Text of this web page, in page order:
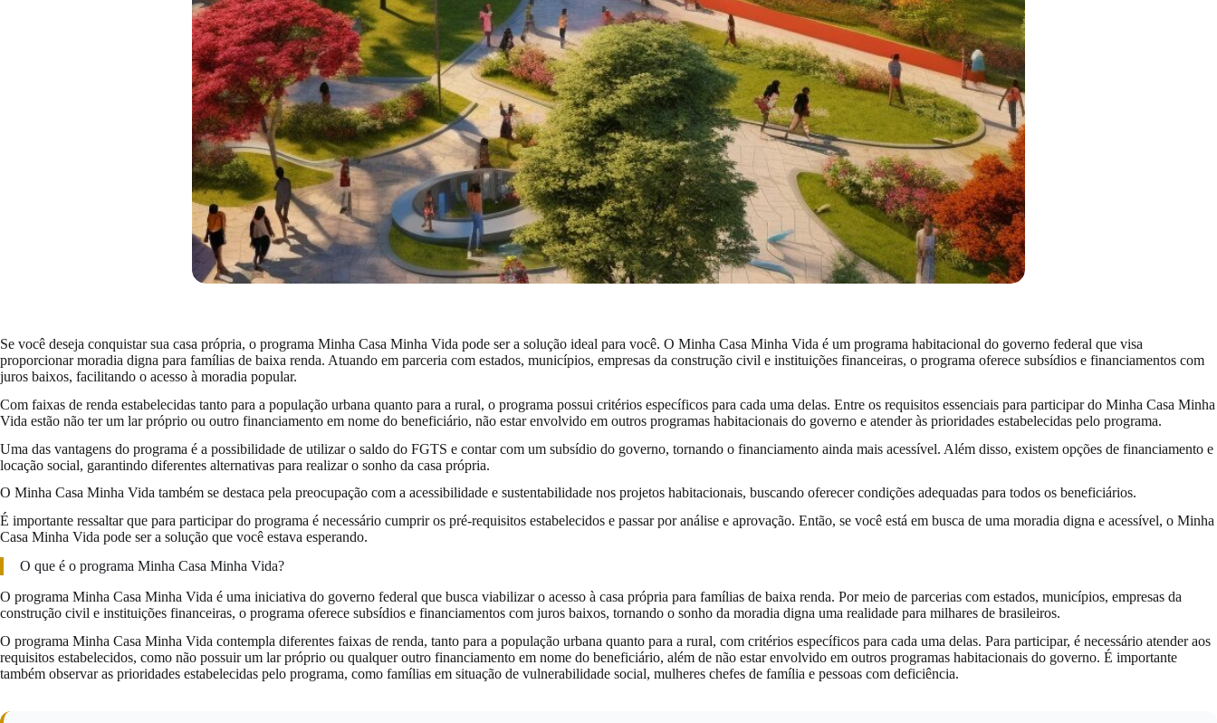
Se você deseja conquistar sua casa própria, o programa Minha Casa Minha Vida pode ser a solução ideal para você. O Minha Casa Minha Vida é um programa habitacional do governo federal que visa
proporcionar moradia digna para famílias de baixa renda. Atuando em parceria com estados, municípios, empresas da construção civil e instituições financeiras, o programa oferece subsídios e financiamentos com
juros baixos, facilitando o acesso à moradia popular.
Com faixas de renda estabelecidas tanto para a população urbana quanto para a rural, o programa possui critérios específicos para cada uma delas. Entre os requisitos essenciais para participar do Minha Casa Minha
Vida estão não ter um lar próprio ou outro financiamento em nome do beneficiário, não estar envolvido em outros programas habitacionais do governo e atender às prioridades estabelecidas pelo programa.
Uma das vantagens do programa é a possibilidade de utilizar o saldo do FGTS e contar com um subsídio do governo, tornando o financiamento ainda mais acessível. Além disso, existem opções de financiamento e
locação social, garantindo diferentes alternativas para realizar o sonho da casa própria.
O Minha Casa Minha Vida também se destaca pela preocupação com a acessibilidade e sustentabilidade nos projetos habitacionais, buscando oferecer condições adequadas para todos os beneficiários.
É importante ressaltar que para participar do programa é necessário cumprir os pré-requisitos estabelecidos e passar por análise e aprovação. Então, se você está em busca de uma moradia digna e acessível, o Minha
Casa Minha Vida pode ser a solução que você estava esperando.
O que é o programa Minha Casa Minha Vida?
O programa Minha Casa Minha Vida é uma iniciativa do governo federal que busca viabilizar o acesso à casa própria para famílias de baixa renda. Por meio de parcerias com estados, municípios, empresas da
construção civil e instituições financeiras, o programa oferece subsídios e financiamentos com juros baixos, tornando o sonho da moradia digna uma realidade para milhares de brasileiros.
O programa Minha Casa Minha Vida contempla diferentes faixas de renda, tanto para a população urbana quanto para a rural, com critérios específicos para cada uma delas. Para participar, é necessário atender aos
requisitos estabelecidos, como não possuir um lar próprio ou qualquer outro financiamento em nome do beneficiário, além de não estar envolvido em outros programas habitacionais do governo. É importante
também observar as prioridades estabelecidas pelo programa, como famílias em situação de vulnerabilidade social, mulheres chefes de família e pessoas com deficiência.